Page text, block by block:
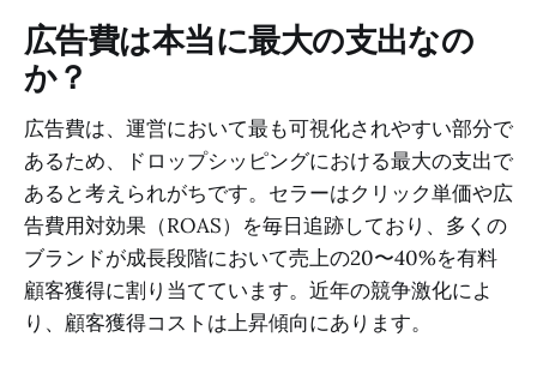
広告費は本当に最大の支出なの
か？
広告費は、運営において最も可視化されやすい部分で
あるため、ドロップシッピングにおける最大の支出で
あると考えられがちです。セラーはクリック単価や広
告費用対効果（ROAS）を毎日追跡しており、多くの
ブランドが成長段階において売上の20〜40%を有料
顧客獲得に割り当てています。近年の競争激化によ
り、顧客獲得コストは上昇傾向にあります。